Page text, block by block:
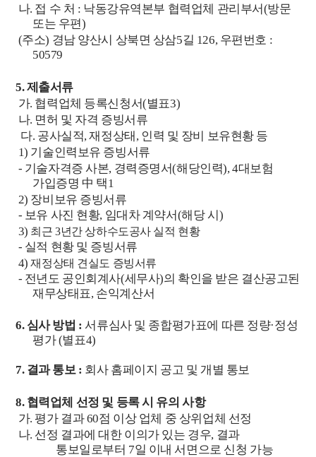
나. 접 수 처 : 낙동강유역본부 협력업체 관리부서(방문
또는 우편)
(주소) 경남 양산시 상북면 상삼5길 126, 우편번호 :
50579
5.제출서류
가. 협력업체 등록신청서(별표3)
나. 면허 및 자격 증빙서류
다. 공사실적,재정상태 , 인력 및 장비 보유현황 등
1) 기술인력보유 증빙서류
- 기술자격증 사본, 경력증명서(해당인력), 4대보험
가입증명 中 택1
2) 장비보유 증빙서류
- 보유 사진 현황, 임대차 계약서(해당 시)
3) 최근3년간 상하수도공사 실적 현황
- 실적 현황 및 증빙서류
4)재정상태 견실도 증빙서류
- 전년도 공인회계사(세무사)의 확인을 받은 결산공고된
재무상태표, 손익계산서
6. 심사 방법 : 서류심사 및 종합평가표에 따른 정량·정성
평가(별표4)
7. 결과 통보 : 회사 홈페이지 공고 및 개별 통보
8. 협력업체 선정 및 등록 시 유의 사항
가. 평가 결과60점 이상 업체 중 상위업체 선정
나. 선정 결과에 대한 이의가 있는 경우, 결과
통보일로부터 7일 이내 서면으로 신청 가능